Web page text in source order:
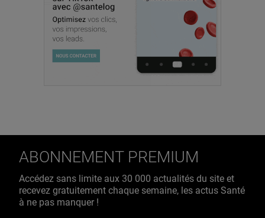
ABONNEMENT PREMIUM
Accédez sans limite aux 30 000 actualités du site et
recevez gratuitement chaque semaine, les actus Santé
à ne pas manquer !